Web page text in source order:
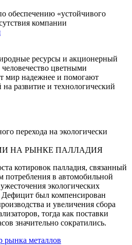
обеспечению «устойчивого
компании
ресурсы и акционерный
цветными
мир надежнее и помогают
развитие и технологический
перехода на экологически
НА РЫНКЕ ПАЛЛАДИЯ
котировок палладия, связанный
потребления в автомобильной
экологических
Дефицит был компенсирован
и увеличения сбора
тогда как поставки
значительно сократились.
рынка металлов